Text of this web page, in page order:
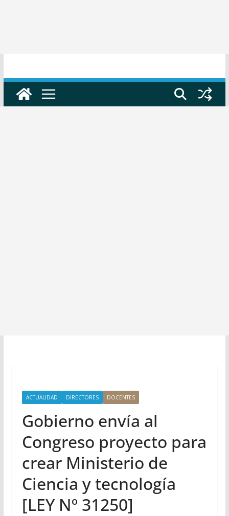
ACTUALIDAD DIRECTORES DOCENTES
Gobierno envía al
Congreso proyecto para
crear Ministerio de
Ciencia y tecnología
[LEY Nº 31250]